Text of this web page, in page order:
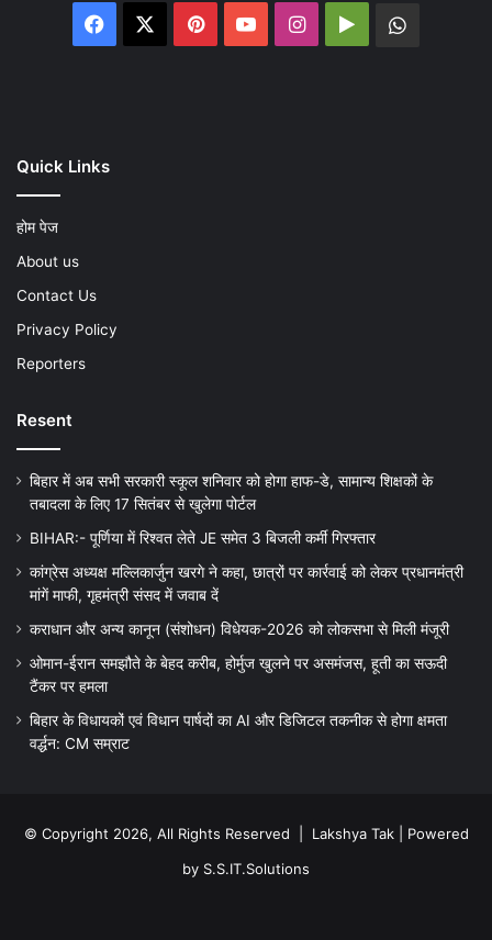
Facebook PinterestYouTubeInstagram
Google
Quick Links
होम पेज
About us
Contact Us
Privacy Policy
Reporters
Resent
बिहार में अब सभी सरकारी स्कूल शनिवार को होगा हाफ-डे, सामान्य शिक्षकों के
तबादला के लिए 17 सितंबर से खुलेगा पोर्टल
BIHAR:- पूर्णिया में रिश्वत लेते JE समेत 3 बिजली कर्मी गिरफ्तार
कांग्रेस अध्यक्ष मल्लिकार्जुन खरगे ने कहा, छात्रों पर कार्रवाई को लेकर प्रधानमंत्री
मांगें माफी, गृहमंत्री संसद में जवाब दें
कराधान और अन्य कानून (संशोधन) विधेयक-2026 को लोकसभा से मिली मंजूरी
ओमान-ईरान समझौते के बेहद करीब, होर्मुज खुलने पर असमंजस, हूती का सऊदी
टैंकर पर हमला
बिहार के विधायकों एवं विधान पार्षदों का AI और डिजिटल तकनीक से होगा क्षमता
वर्द्धन: CM सम्राट
© Copyright 2026, All Rights Reserved | Lakshya Tak| Powered
by S.S.IT.Solutions